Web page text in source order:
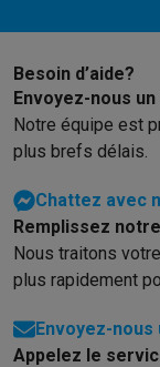
Besoin d’aide?
Envoyez-nous
Notre équipe est
plus brefs délais.
Chattez avec
Remplissez
Nous traitons
plus rapidement
Envoyez-nous
Appelez le